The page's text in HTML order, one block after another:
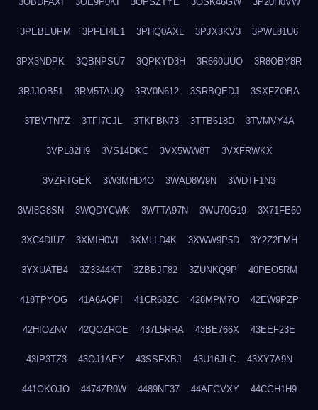
3PEBEUPM 3PFEI4E1 3PHQ0AXL 3PJX8KV3 3PWL81U6
3PX3NDPK 3QBNPSU7 3QPKYD3H 3R660UUO 3R8OBY8R
3RJJOB51 3RM5TAUQ 3RV0N612 3SRBQEDJ 3SXFZOBA
3TBVTN7Z 3TFI7CJL 3TKFBN73 3TTB618D 3TVMVY4A
3VPL82H9 3VS14DKC 3VX5WW8T 3VXFRWKX
3VZRTGEK 3W3MHD4O 3WAD8W9N 3WDTF1N3
3WI8G8SN 3WQDYCWK 3WTTA97N 3WU70G19 3X71FE60
3XC4DIU7 3XMIH0VI 3XMLLD4K 3XWW9P5D 3Y2Z2FMH
3YXUATB4 3Z3344KT 3ZBBJF82 3ZUNKQ9P 40PEO5RM
418TPYOG 41A6AQPI 41CR68ZC 428MPM7O 42EW9PZP
42HIOZNV 42QOZROE 437L5RRA 43BE766X 43EEF23E
43IP3TZ3 43OJ1AEY 43SSFXBJ 43U16JLC 43XY7A9N
441OKOJO 4474ZR0W 4489NF37 44AFGVXY 44CGH1H9